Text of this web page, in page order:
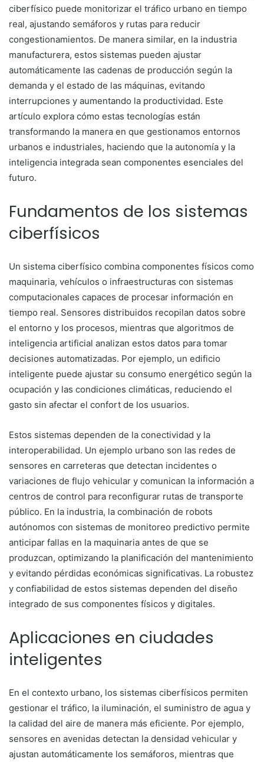
ciberfísico puede monitorizar el tráfico urbano en tiempo
real, ajustando semáforos y rutas para reducir
congestionamientos. De manera similar, en la industria
manufacturera, estos sistemas pueden ajustar
automáticamente las cadenas de producción según la
demanda y el estado de las máquinas, evitando
interrupciones y aumentando la productividad. Este
artículo explora cómo estas tecnologías están
transformando la manera en que gestionamos entornos
urbanos e industriales, haciendo que la autonomía y la
inteligencia integrada sean componentes esenciales del
futuro.
Fundamentos de los sistemas
ciberfísicos
Un sistema ciberfísico combina componentes físicos como
maquinaria, vehículos o infraestructuras con sistemas
computacionales capaces de procesar información en
tiempo real. Sensores distribuidos recopilan datos sobre
el entorno y los procesos, mientras que algoritmos de
inteligencia artificial analizan estos datos para tomar
decisiones automatizadas. Por ejemplo, un edificio
inteligente puede ajustar su consumo energético según la
ocupación y las condiciones climáticas, reduciendo el
gasto sin afectar el confort de los usuarios.
Estos sistemas dependen de la conectividad y la
interoperabilidad. Un ejemplo urbano son las redes de
sensores en carreteras que detectan incidentes o
variaciones de flujo vehicular y comunican la información a
centros de control para reconfigurar rutas de transporte
público. En la industria, la combinación de robots
autónomos con sistemas de monitoreo predictivo permite
anticipar fallas en la maquinaria antes de que se
produzcan, optimizando la planificación del mantenimiento
y evitando pérdidas económicas significativas. La robustez
y confiabilidad de estos sistemas dependen del diseño
integrado de sus componentes físicos y digitales.
Aplicaciones en ciudades
inteligentes
En el contexto urbano, los sistemas ciberfísicos permiten
gestionar el tráfico, la iluminación, el suministro de agua y
la calidad del aire de manera más eficiente. Por ejemplo,
sensores en avenidas detectan la densidad vehicular y
ajustan automáticamente los semáforos, mientras que